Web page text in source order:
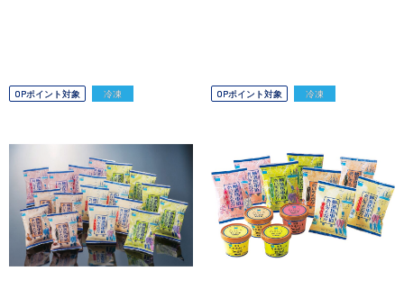
OPポイント対象 冷凍 OPポイント対象 冷凍